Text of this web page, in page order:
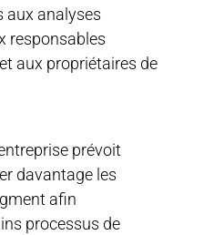
aux analyses
responsables
aux propriétaires de
prévoit
davantage les
afin
processus de